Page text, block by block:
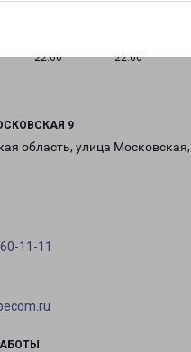
22:00
22:00
9
область, улица Московская,
11-11